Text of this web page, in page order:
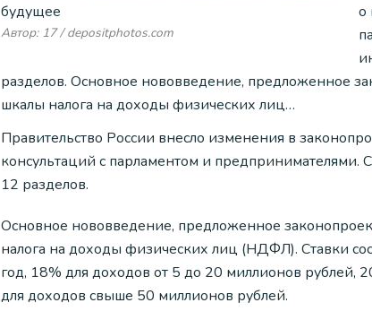
Автор: 17 / depositphotos.com
о
разделов. Основное нововведение, предложенное
шкалы налога на доходы физических лиц…
Правительство России внесло изменения в
консультаций с парламентом и
12 разделов.
Основное нововведение, предложенное
налога на доходы физических лиц (НДФЛ). Ставки
год, 18% для доходов от 5 до 20 миллионов рублей,
для доходов свыше 50 миллионов рублей.